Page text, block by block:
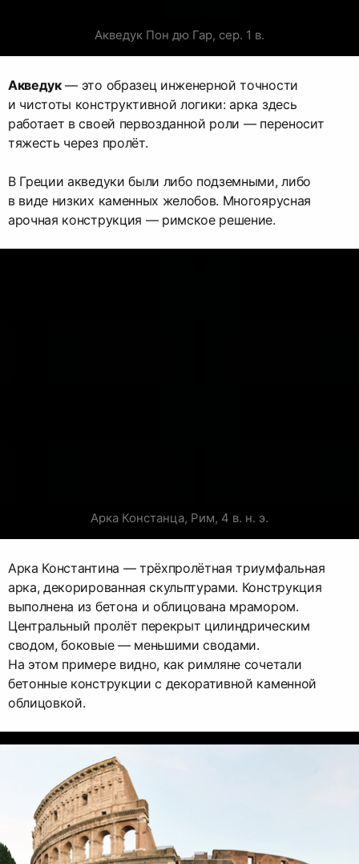
Акведук Пон дю Гар, сер. 1 в.
Акведук— это образец инженерной точности
и чистоты конструктивной логики: арка здесь
работает в своей первозданной роли — переносит
тяжесть через пролёт.
В Греции акведуки были либо подземными, либо
в виде низких каменных желобов. Многоярусная
арочная конструкция — римское решение.
Арка Констанца, Рим, 4 в. н. э.
Арка Константина — трёхпролётная триумфальная
арка, декорированная скульптурами. Конструкция
выполнена из бетона и облицована мрамором.
Центральный пролёт перекрыт цилиндрическим
сводом, боковые — меньшими сводами.
На этом примере видно, как римляне сочетали
бетонные конструкции с декоративной каменной
облицовкой.